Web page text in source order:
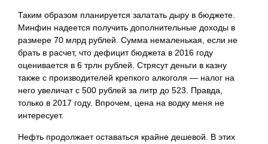
Таким образом планируется залатать дыру в бюджете.
Минфин надеется получить дополнительные доходы в
размере 70 млрд рублей. Сумма немаленькая, если не
брать в расчет, что дефицит бюджета в 2016 году
оценивается в 6 трлн рублей. Стрясут деньги в казну
также с производителей крепкого алкоголя — налог на
него увеличат с 500 рублей за литр до 523. Правда,
только в 2017 году. Впрочем, цена на водку меня не
интересует.
Нефть продолжает оставаться крайне дешевой. В этих